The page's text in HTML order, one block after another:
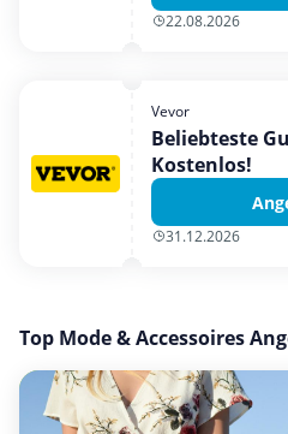
22.08.2026
Vevor
Beliebteste
Kostenlos!
31.12.2026
Top Mode & Accessoires